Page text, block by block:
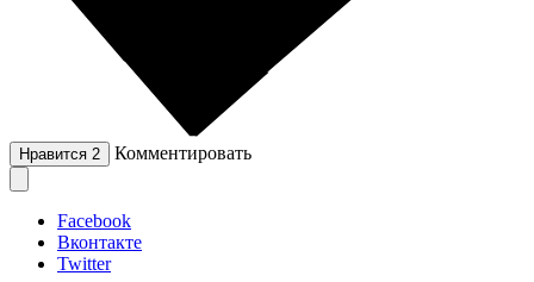
Нравится 2 Комментировать
Facebook
Вконтакте
Twitter